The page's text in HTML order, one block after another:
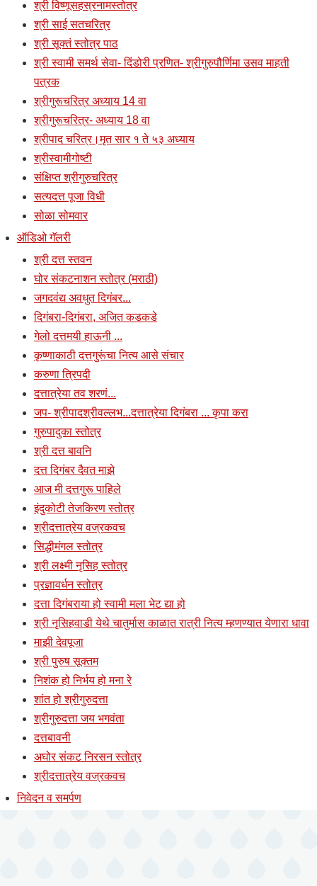
श्री विष्णूसहस्रनामस्तोत्र
श्री साई सतचरित्र
श्री सूक्तं स्तोत्र पाठ
श्री स्वामी समर्थ सेवा- दिंडोरी प्रणित- श्रीगुरुपौर्णिमा उसव माहती
पत्रक
श्रीगुरूचरित्र अध्याय 14 वा
श्रीगुरूचरित्र- अध्याय 18 वा
श्रीपाद चरित्र।मृत सार १ ते ५३ अध्याय
श्रीस्वामीगोष्टी
संक्षिप्त श्रीगुरुचरित्र
सत्यदत्त पूजा विधी
सोळा सोमवार
ऑडिओ गॅलरी
श्री दत्त स्तवन
घोर संकटनाशन स्तोत्र (मराठी)
जगदवंद्य अवधुत दिगंबर...
दिगंबरा-दिगंबरा, अजित कडकडे
गेलो दत्तमयी हाऊनी ...
कृष्णाकाठी दत्तगुरूंचा नित्य आसे संचार
करुणा त्रिपदी
दत्तात्रेया तव शरणं...
जप- श्रीपादश्रीवल्लभ...दत्तात्रेया दिगंबरा ... कृपा करा
गुरुपादुका स्तोत्र
श्री दत्त बावनि
दत्त दिगंबर दैवत माझे
आज मी दत्तगुरू पाहिले
इंदुकोटी तेजकिरण स्तोत्र
श्रीदत्तात्रेय वज्रकवच
सिद्धीमंगल स्तोत्र
श्री लक्ष्मी नृसिह स्तोत्र
प्रज्ञावर्धन स्तोत्र
दत्ता दिगंबराया हो स्वामी मला भेट द्या हो
श्री नृसिहवाडी येथे चातुर्मास काळात रात्री नित्य म्हणण्यात येणारा धावा
माझी देवपूजा
श्री पुरुष सूक्तम
निशंक हो निर्भय हो मना रे
शांत हो श्रीगुरुदत्ता
श्रीगुरुदत्ता जय भगवंता
दत्तबावनी
अघोर संकट निरसन स्तोत्र
श्रीदत्तात्रेय वज्रकवच
निवेदन व समर्पण